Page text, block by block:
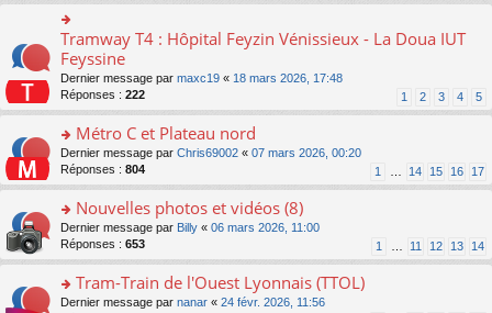
c
e
nt
pl
u
s
ré
c
e
n
o
n
lu
le
pl
u
s
ré
c
s
s
g
e
n
lu
le
pl
u
s
ré
c
er
le
m
e
s
s
a
g
e
n
o
n
lu
le
pl
u
ré
c
o
n
ult
er
le
m
e
s
s
a
g
e
n
o
n
lu
Tramway T4 : Hôpital Feyzin Vénissieux - La Doua IUT
Feyssine
Dernier message par maxc19 « 18 mars 2026, 17:48
Réponses : 222 1 2 3 4 5
o
n
s
ult
er
le
m
e
s
s
Métro C et Plateau nord
Dernier message par Chris69002 « 07 mars 2026, 00:20
Réponses : 804 1 14 15 16 17
o
n
s
ult
er
le
Nouvelles photos et vidéos (8)
Dernier message par Billy « 06 mars 2026, 11:00
Réponses : 653 1 11 12 13 14
o
Tram-Train de l'Ouest Lyonnais (TTOL)
Dernier message par nanar « 24 févr. 2026, 11:56